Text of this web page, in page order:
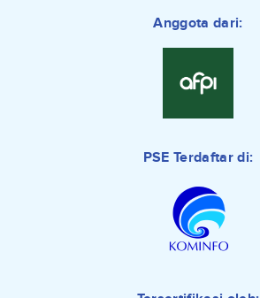
Anggota dari:
PSE Terdaftar di: